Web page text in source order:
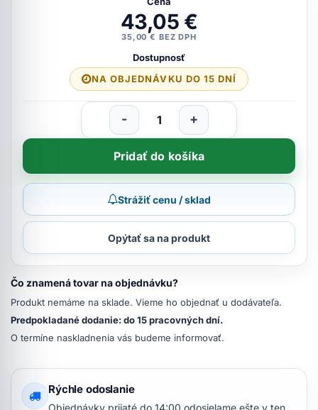
43,05 €
35,00 € BEZ DPH
Dostupnosť
NA OBJEDNÁVKU DO 15 DNÍ
- +
Pridať do košíka
Strážiť cenu / sklad
Opýtať sa na produkt
Čo znamená tovar na objednávku?
Produkt nemáme na sklade. Vieme ho objednať u dodávateľa.
Predpokladané dodanie: do 15 pracovných dní.
O termíne naskladnenia vás budeme informovať.
Rýchle odoslanie
Objednávky prijaté do 14:00 odosielame ešte v ten